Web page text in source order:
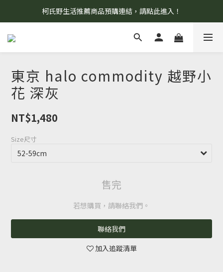
8/7 當天暫停開放工作室。請見諒！
柯氏野生活推薦商品預購連結，請點此進入！
8/7 當天暫停開放工作室。請見諒！
東京 halo commodity 越野小
花 深灰
NT$1,480
Size尺寸
售完
若想購買，請聯絡我們。
聯絡我們
加入追蹤清單